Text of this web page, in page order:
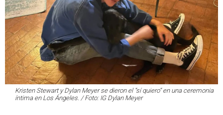
Kristen Stewart y Dylan Meyer se dieron el “sí quiero” en una ceremonia
íntima en Los Ángeles. / Foto: IG Dylan Meyer